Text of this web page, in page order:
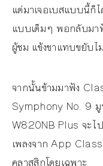
แต่มาเจอเบสแบบนี้ก็
แบบเต็มๆ พอกลับมา
ผู้ชม แข้งขาแทบขยับไ
จากนั้นข้ามมาฟัง
Symphony No. 9
W820NB Plus จะไ
เพลงจาก App
คลาสสิกโดยเฉพาะ